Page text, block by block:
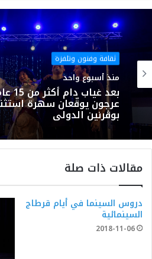
الويب
ثقافة وفنون وتلفزة
منذ أسبوع واحد
بعد
عرجون يوقّعان سهرة
بوڨرنين الدولي
مقالات ذات صلة
دروس السينما في أيام قرطاج
السينمائية
2018-11-06